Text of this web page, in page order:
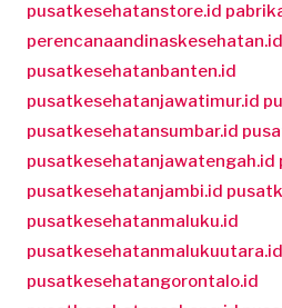
pusatkesehatanstore.id
perencanaandinaskesehatan.id
pusatkesehatanbanten.id
pusatkesehatanjawatimur.id
pusatkesehatansumbar.id
pusatkesehatanjawatengah.id
pusatkesehatanjambi.id
pusatkesehatanmaluku.id
pusatkesehatanmalukuutara.id
pusatkesehatangorontalo.id